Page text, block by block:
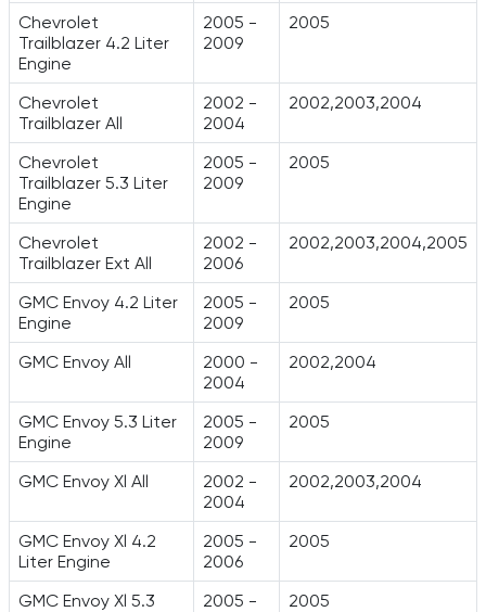
Chevrolet
Trailblazer 4.2 Liter
Engine
2005 -
2009
2005
Chevrolet
Trailblazer All
2002 -
2004
2002,2003,2004
Chevrolet
Trailblazer 5.3 Liter
Engine
2005 -
2009
2005
Chevrolet
Trailblazer Ext All
2002 -
2006
2002,2003,2004,2005
GMC Envoy 4.2 Liter
Engine
2005 -
2009
2005
GMC Envoy All
2000 -
2004
2002,2004
GMC Envoy 5.3 Liter
Engine
2005 -
2009
2005
GMC Envoy Xl All
2002 -
2004
2002,2003,2004
GMC Envoy Xl 4.2
Liter Engine
2005 -
2006
2005
GMC Envoy Xl 5.3
2005 -
2005